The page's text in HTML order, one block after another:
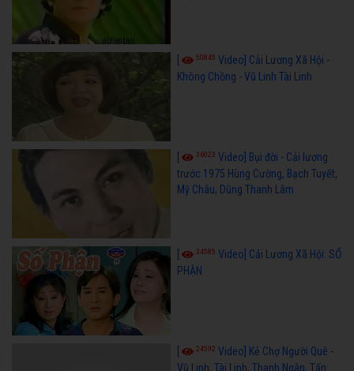
50845 Video] Cải Lương Xã Hội -
Không Chồng - Vũ Linh Tài Linh
36023 Video] Bụi đời - Cải lương
trước 1975 Hùng Cường, Bạch Tuyết,
Mỹ Châu, Dũng Thanh Lâm
34585 Video] Cải Lương Xã Hội: SỐ
PHẬN
24592 Video] Kẻ Chợ Người Quê -
Vũ Linh, Tài Linh, Thanh Ngân, Tấn